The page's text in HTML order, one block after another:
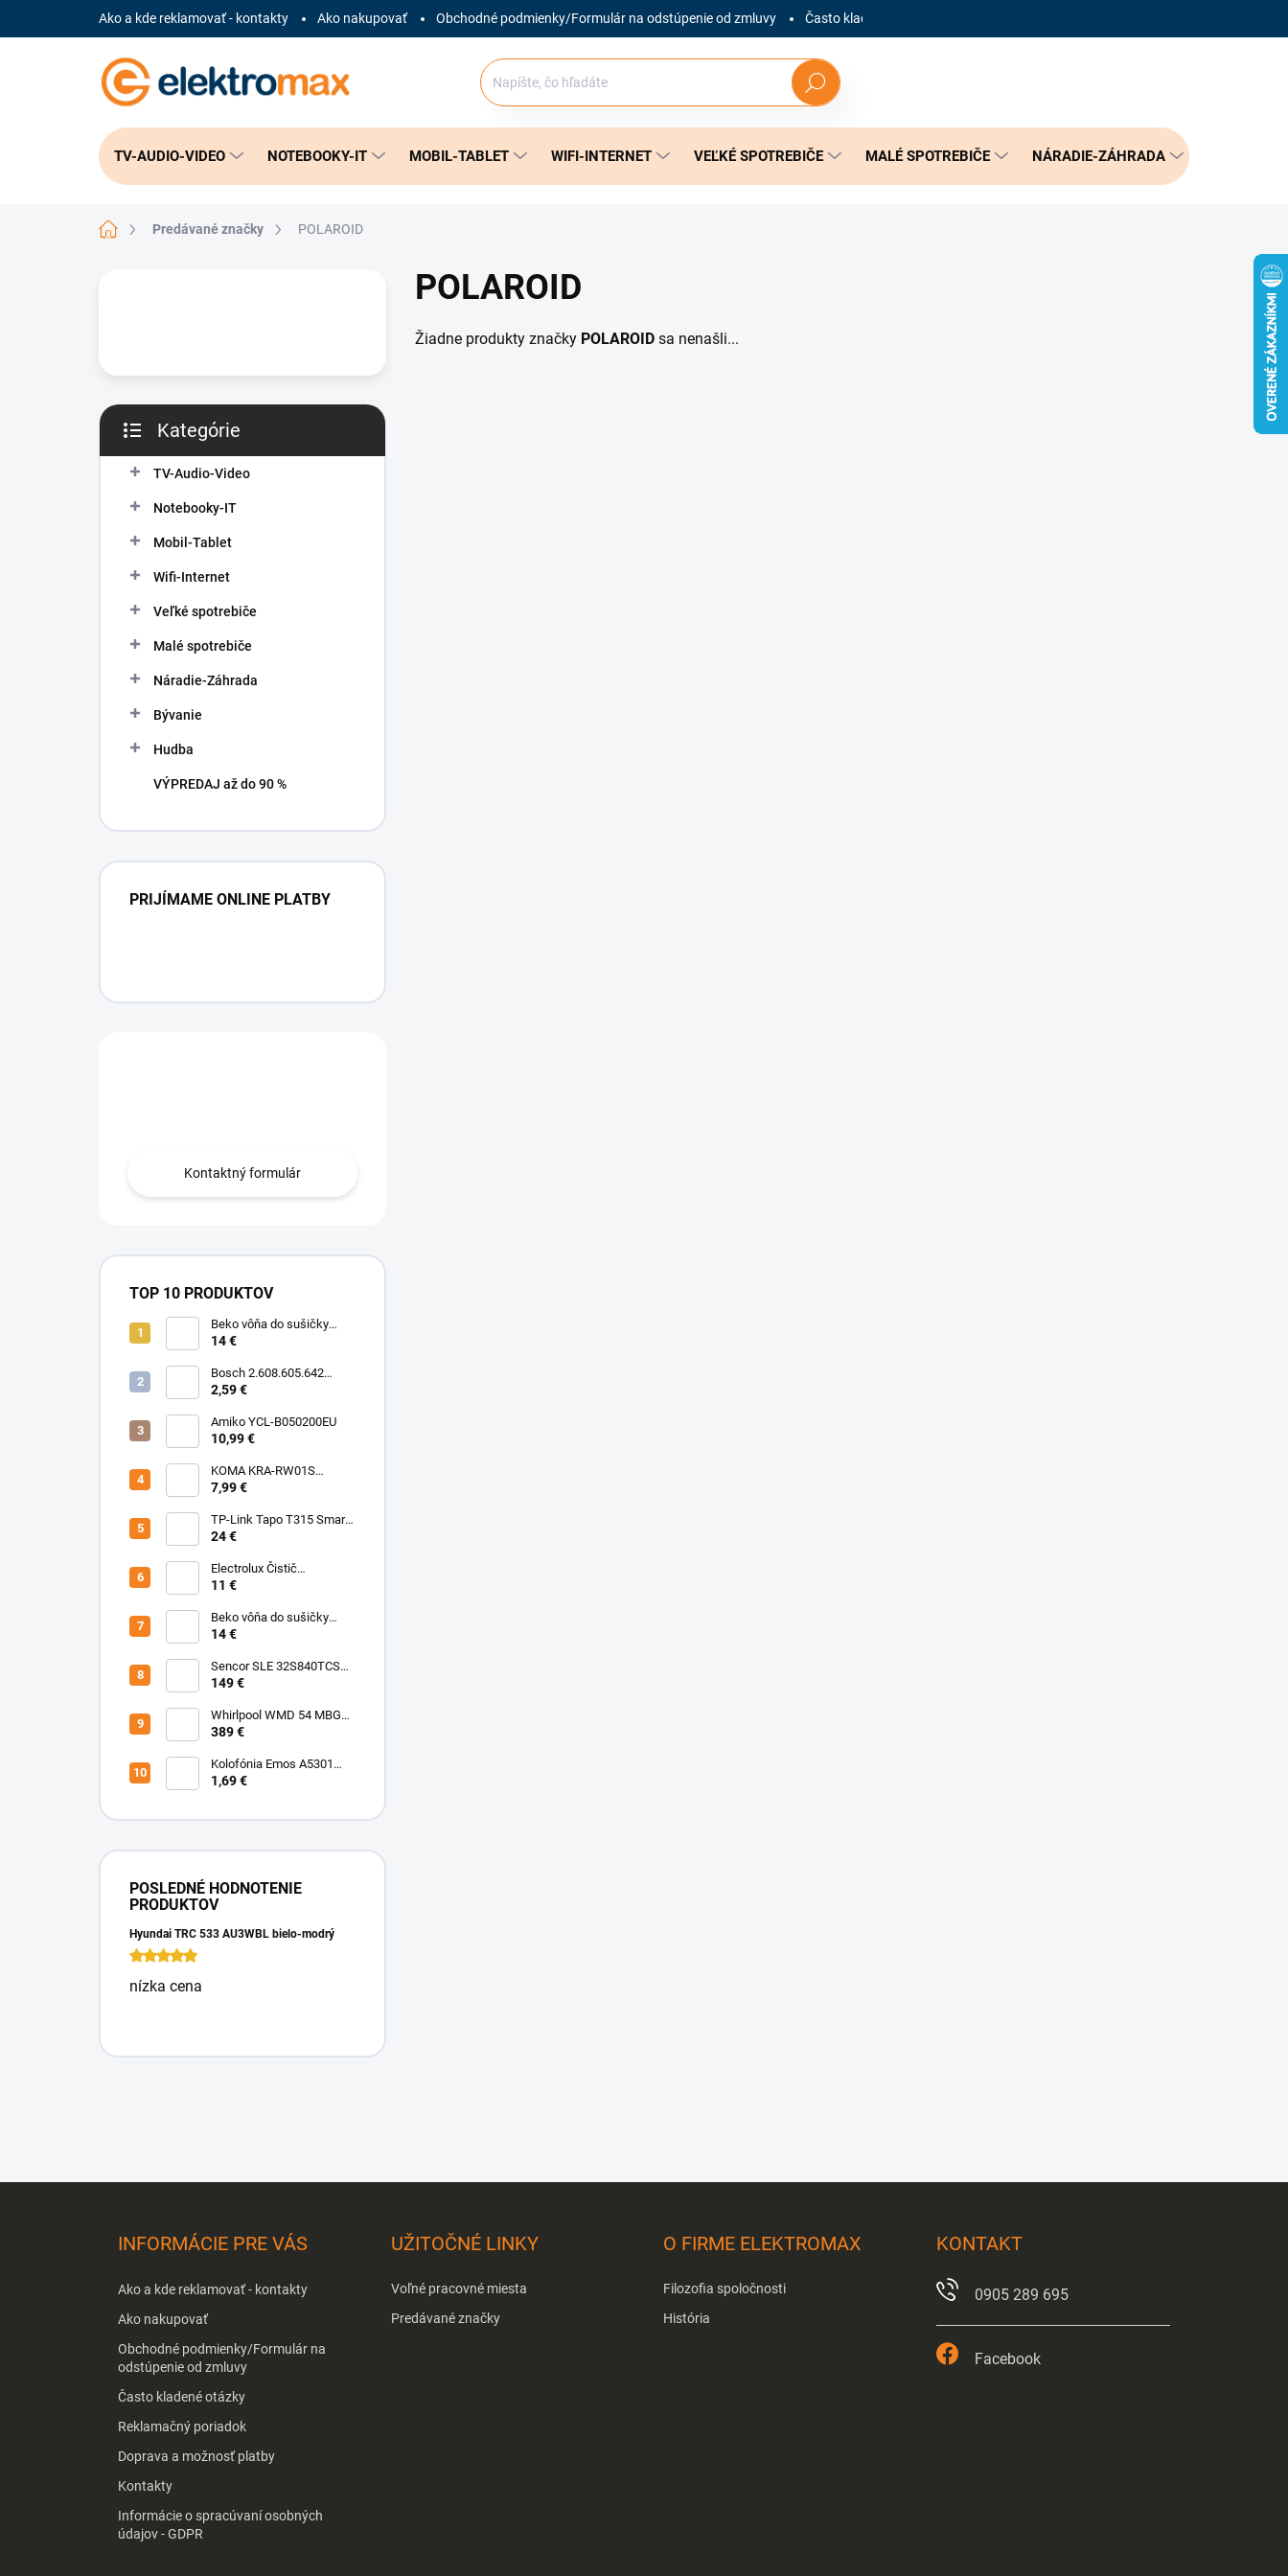
Ako a kde reklamovať - kontakty Ako nakupovať Obchodné podmienky/Formulár na odstúpenie od zmluvy Často kladené otázky
Hľadať
TV-AUDIO-VIDEO NOTEBOOKY-IT MOBIL-TABLET WIFI-INTERNET VEĽKÉ SPOTREBIČE MALÉ SPOTREBIČE NÁRADIE-ZÁHRADA
DomovPredávané značky POLAROID
a
n
kategórie
Kategórie
TV-Audio-Video
Notebooky-IT
Mobil-Tablet
Wifi-Internet
Veľké spotrebiče
Malé spotrebiče
Náradie-Záhrada
Bývanie
Hudba
VÝPREDAJ až do 90 %
PRIJÍMAME ONLINE PLATBY
Kontaktný formulár
TOP 10 PRODUKTOV
Beko vôňa do sušičky
Floral BFFL16 Chémia
14 €
Bosch 2.608.605.642
Brúsny list C430, 5-kusové
2,59 €
Amiko YCL-B050200EU
10,99 €
KOMA KRA-RW01S
(Rowenta Ru,Rb) Sáčky
7,99 €
TP-Link Tapo T315 Smart
teplotný a vlhkostný
24 €
Electrolux Čistič
nerezových povrchov
11 €
Beko vôňa do sušičky
Fresh BFFR16 Chémia
14 €
Sencor SLE 32S840TCSB
TV
149 €
Whirlpool WMD 54 MBG
Mikrovlnka vstavaná
389 €
Kolofónia Emos A5301
16g
1,69 €
POSLEDNÉ HODNOTENIE
PRODUKTOV
Hyundai TRC 533 AU3WBL bielo-modrý
nízka cena
POLAROID
Žiadne produkty značky POLAROID sa nenašli...
INFORMÁCIE PRE VÁS
Ako a kde reklamovať - kontakty
Ako nakupovať
Obchodné podmienky/Formulár na
odstúpenie od zmluvy
Často kladené otázky
Reklamačný poriadok
Doprava a možnosť platby
Kontakty
Informácie o spracúvaní osobných
údajov - GDPR
UŽITOČNÉ LINKY
Voľné pracovné miesta
Predávané značky
O FIRME ELEKTROMAX
Filozofia spoločnosti
História
KONTAKT
0905 289 695
Facebook